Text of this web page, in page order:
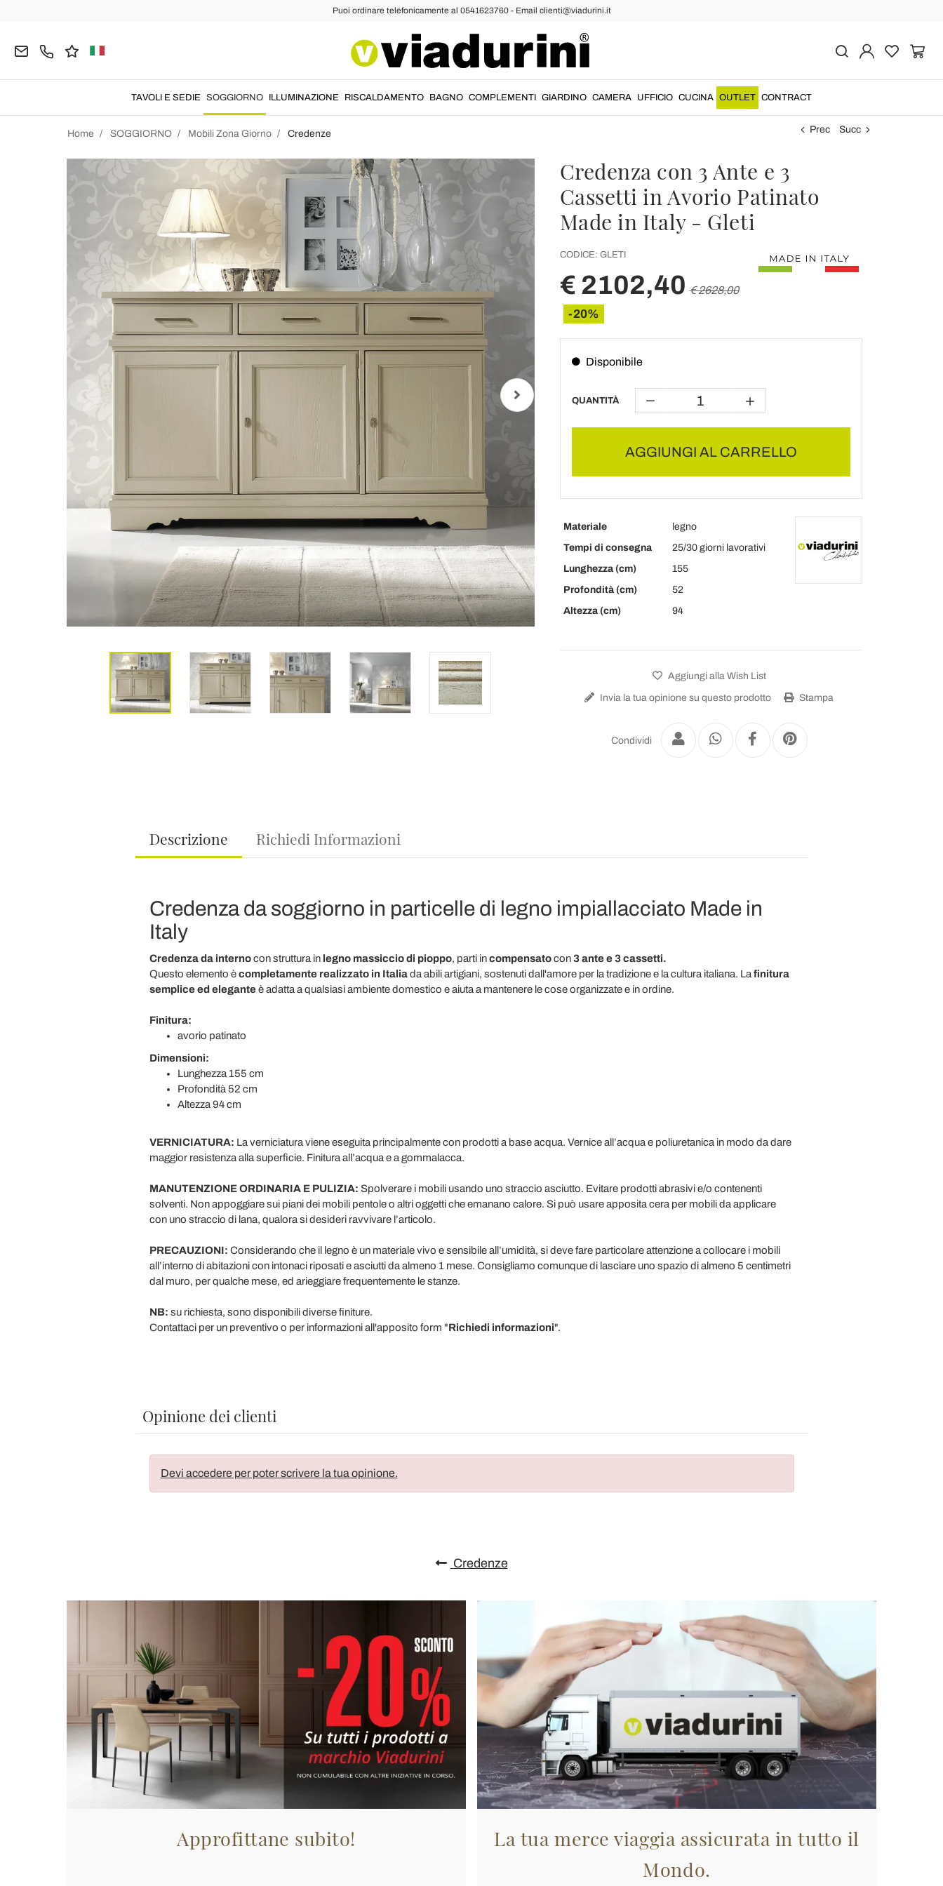
Puoi ordinare telefonicamente al 0541623760 - Email clienti@viadurini.it
TAVOLI E SEDIE SOGGIORNO ILLUMINAZIONE RISCALDAMENTO BAGNO COMPLEMENTI GIARDINO CAMERA UFFICIO CUCINA OUTLET CONTRACT
Home SOGGIORNO Mobili Zona Giorno Credenze Prec Succ
Credenza con 3 Ante e 3
Cassetti in Avorio Patinato
Made in Italy - Gleti
CODICE: GLETI
€ 2102,40 € 2628,00
-20%
Disponibile
QUANTITÀ
AGGIUNGI AL CARRELLO
Materiale
legno
Tempi di consegna
25/30 giorni lavorativi
Lunghezza (cm)
155
Profondità (cm)
52
Altezza (cm)
94
Aggiungi alla Wish List
Invia la tua opinione su questo prodotto Stampa
Condividi
Descrizione Richiedi Informazioni
Credenza da soggiorno in particelle di legno impiallacciato Made in
Italy
Credenza da internocon struttura in legno massiccio di pioppo, parti incompensatocon3 ante e 3 cassetti.
Questo elemento ècompletamente realizzato in Italiada abili artigiani, sostenuti dall'amore per la tradizione e la cultura italiana. La finitura
semplice ed eleganteè adatta a qualsiasi ambiente domestico e aiuta a mantenere le cose organizzate e in ordine.
Finitura:
avorio patinato
Dimensioni:
Lunghezza 155 cm
Profondità 52 cm
Altezza 94 cm
VERNICIATURA: La verniciatura viene eseguita principalmente con prodotti a base acqua. Vernice all’acqua e poliuretanica in modo da dare
maggior resistenza alla superficie. Finitura all’acqua e a gommalacca.
MANUTENZIONE ORDINARIA E PULIZIA: Spolverare i mobili usando uno straccio asciutto. Evitare prodotti abrasivi e/o contenenti
solventi. Non appoggiare sui piani dei mobili pentole o altri oggetti che emanano calore. Si può usare apposita cera per mobili da applicare
con uno straccio di lana, qualora si desideri ravvivare l’articolo.
PRECAUZIONI: Considerando che il legno è un materiale vivo e sensibile all’umidità, si deve fare particolare attenzione a collocare i mobili
all’interno di abitazioni con intonaci riposati e asciutti da almeno 1 mese. Consigliamo comunque di lasciare uno spazio di almeno 5 centimetri
dal muro, per qualche mese, ed arieggiare frequentemente le stanze.
NB: su richiesta, sono disponibili diverse finiture.
Contattaci per un preventivo o per informazioni all'apposito form "Richiedi informazioni".
Opinione dei clienti
Devi accedere per poter scrivere la tua opinione.
Credenze
Approfittane subito!
La tua merce viaggia assicurata in tutto il
Mondo.